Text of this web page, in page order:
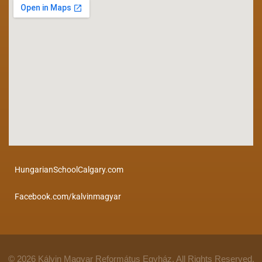
HungarianSchoolCalgary.com
Facebook.com/kalvinmagyar
© 2026 Kálvin Magyar Református Egyház. All Rights Reserved.